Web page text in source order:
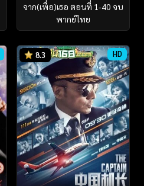
จาก(เพื่อ)เธอ ตอนที่ 1-40 จบ
พากย์ไทย
8.3 HD